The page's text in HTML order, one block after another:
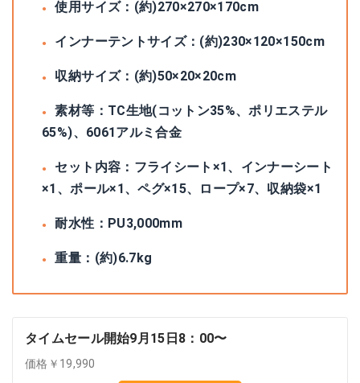
使用サイズ：(約)270×270×170cm
インナーテントサイズ：(約)230×120×150cm
収納サイズ：(約)50×20×20cm
素材等：TC生地(コットン35%、ポリエステル
65%)、6061アルミ合金
セット内容：フライシート×1、インナーシート
×1、ポール×1、ペグ×15、ロープ×7、収納袋×1
耐水性：PU3,000mm
重量：(約)6.7kg
タイムセール開始9月15日8：00〜
価格￥19,990